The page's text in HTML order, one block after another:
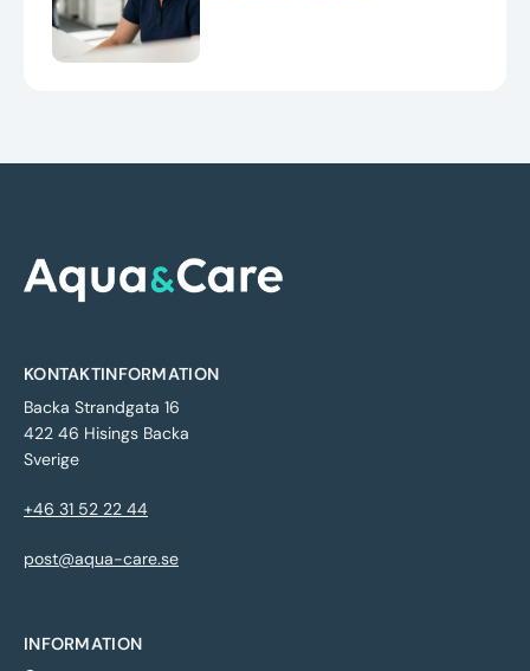
KONTAKTINFORMATION
Backa Strandgata 16
422 46 Hisings Backa
Sverige
+46 31 52 22 44
post@aqua-care.se
INFORMATION